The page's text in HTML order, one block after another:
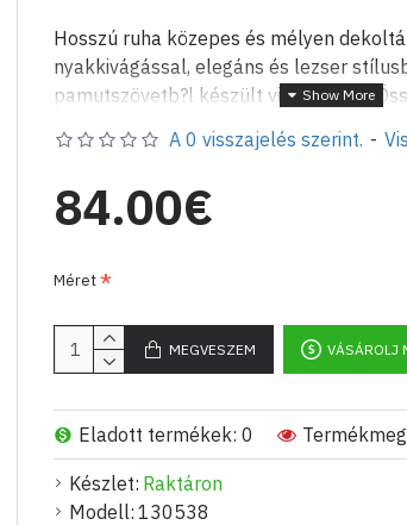
Hosszú ruha közepes és mélyen
nyakkivágással, elegáns és lezser
pamutszövetb?l készült virágmintás.
5% spandex. A rendelkezésre álló
fotón láthatóhoz hasonló bélyegz?re
Készlet: Raktáron
Modell: 130538
Eladott termékek: 0
A 0 visszajelés szerint. -
84.00€
Méret
MEGVESZEM VÁSÁROLJ